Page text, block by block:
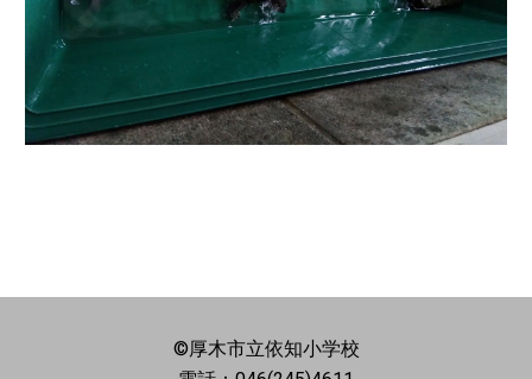
©厚木市立依知小学校